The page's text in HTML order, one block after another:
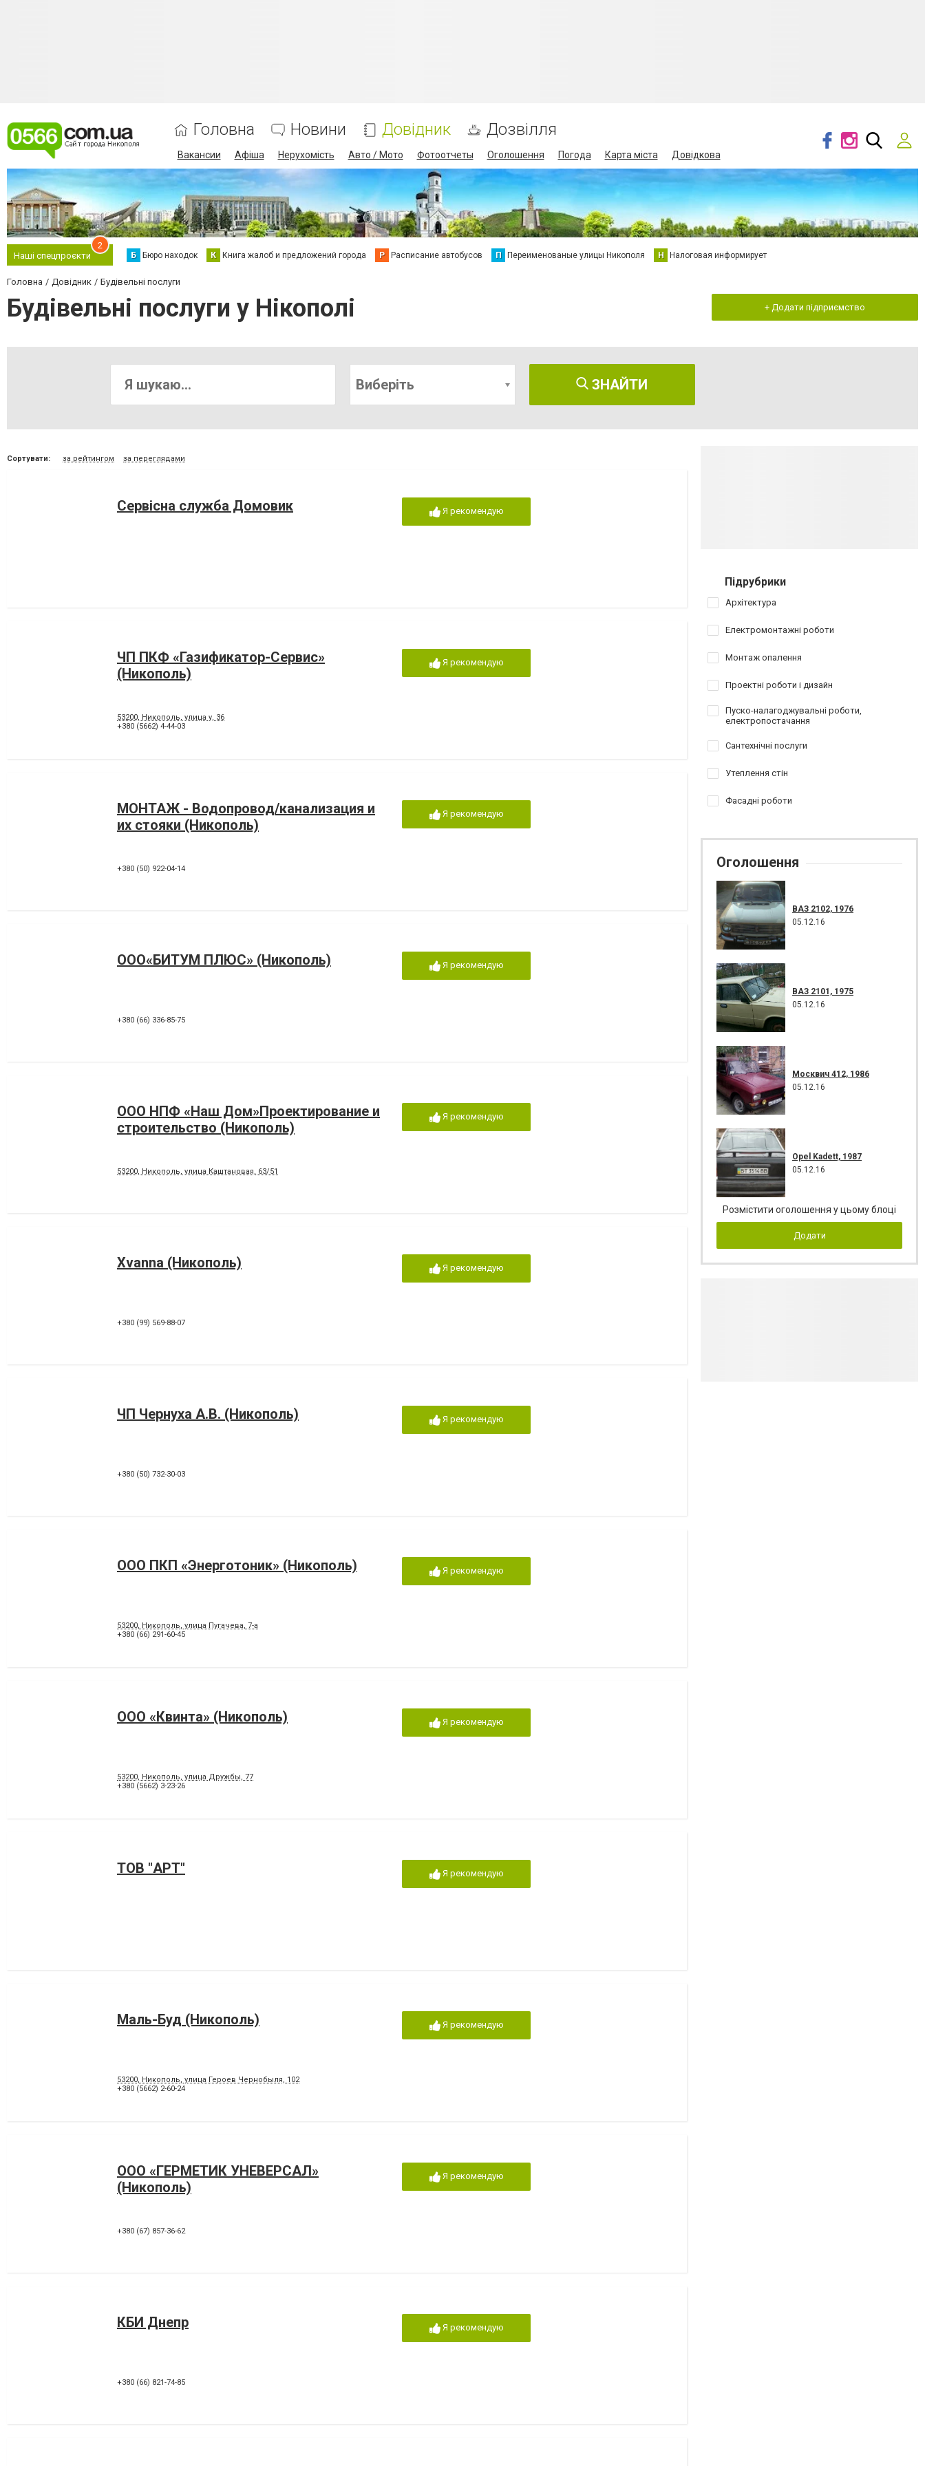
Головна Новини Довідник Дозвілля
Вакансии Афіша Нерухомість Авто / Мото Фотоотчеты Оголошення Погода Карта міста Довідкова
Наші спецпроєкти
2
Б Бюро находок К Книга жалоб и предложений города Р Расписание автобусов П Переименованые улицы Никополя Н Налоговая информирует
Головна Довідник Будівельні послуги
Будівельні послуги у Нікополі + Додати підприємство
Виберіть ЗНАЙТИ
Сортувати: за рейтингом за переглядами
Сервісна служба Домовик Я рекомендую
ЧП ПКФ «Газификатор-Сервис»
(Никополь)
53200, Никополь, улица у, 36
+380 (5662) 4-44-03
Я рекомендую
МОНТАЖ - Водопровод/канализация и
их стояки (Никополь)
+380 (50) 922-04-14
Я рекомендую
ООО«БИТУМ ПЛЮС» (Никополь)
+380 (66) 336-85-75
Я рекомендую
ООО НПФ «Наш Дом»Проектирование и
строительство (Никополь)
53200, Никополь, улица Каштановая, 63/51
Я рекомендую
Хvanna (Никополь)
+380 (99) 569-88-07
Я рекомендую
ЧП Чернуха А.В. (Никополь)
+380 (50) 732-30-03
Я рекомендую
OOO ПКП «Энерготоник» (Никополь)
53200, Никополь, улица Пугачева, 7-а
+380 (66) 291-60-45
Я рекомендую
ООО «Квинта» (Никополь)
53200, Никополь, улица Дружбы, 77
+380 (5662) 3-23-26
Я рекомендую
ТОВ "АРТ" Я рекомендую
Маль-Буд (Никополь)
53200, Никополь, улица Героев Чернобыля, 102
+380 (5662) 2-60-24
Я рекомендую
ООО «ГЕРМЕТИК УНЕВЕРСАЛ»
(Никополь)
+380 (67) 857-36-62
Я рекомендую
КБИ Днепр
+380 (66) 821-74-85
Я рекомендую
Підрубрики
Архітектура
Електромонтажні роботи
Монтаж опалення
Проектні роботи і дизайн
Пуско-налагоджувальні роботи,
електропостачання
Сантехнічні послуги
Утеплення стін
Фасадні роботи
Оголошення
ВАЗ 2102, 1976
05.12.16
ВАЗ 2101, 1975
05.12.16
Москвич 412, 1986
05.12.16
Opel Kadett, 1987
05.12.16
Розмістити оголошення у цьому блоці
Додати